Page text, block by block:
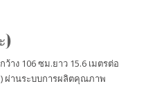
)
าง 106 ซม.ยาว 15.6 เมตรต่อ
ผ่านระบบการผลิตคุณภาพ